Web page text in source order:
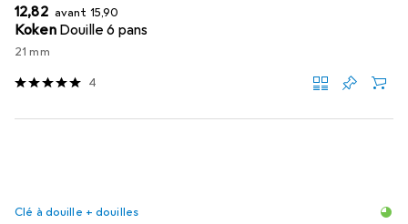
EUR
12,82 avant EUR
15,90
Koken Douille 6 pans
21 mm
4
Clé à douille + douilles